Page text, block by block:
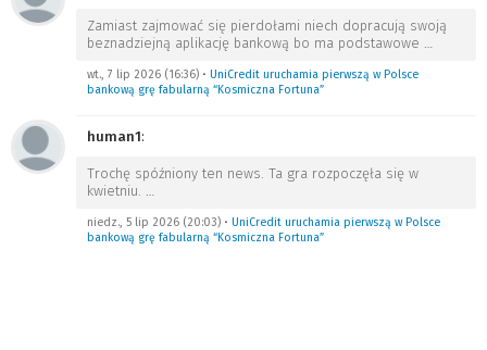
Zamiast zajmować się pierdołami niech dopracują swoją
beznadziejną aplikację bankową bo ma podstawowe …
wt., 7 lip 2026 (16:36) • UniCredit uruchamia pierwszą w Polsce
bankową grę fabularną “Kosmiczna Fortuna”
human1:
Trochę spóźniony ten news. Ta gra rozpoczęła się w
kwietniu. …
niedz., 5 lip 2026 (20:03) • UniCredit uruchamia pierwszą w Polsce
bankową grę fabularną “Kosmiczna Fortuna”